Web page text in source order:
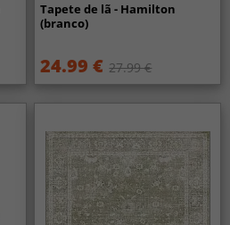
Tapete de lã - Hamilton
(branco)
24.99 € 27.99 €